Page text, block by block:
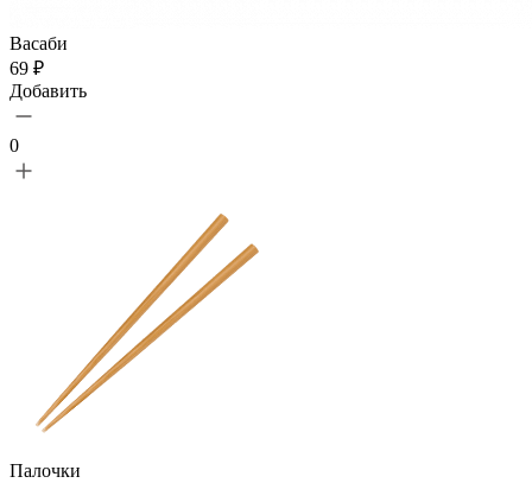
Васаби
69 ₽
Добавить
0
Палочки